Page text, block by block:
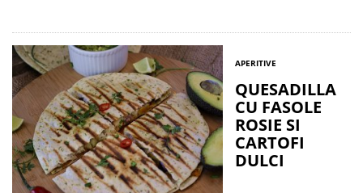
APERITIVE
QUESADILLA
CU FASOLE
ROSIE SI
CARTOFI
DULCI